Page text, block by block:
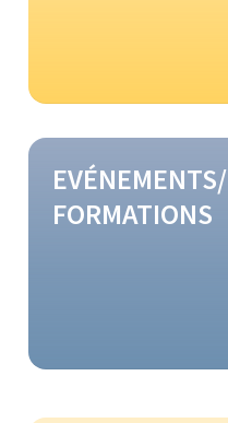
EVÉNEMENTS/
FORMATIONS